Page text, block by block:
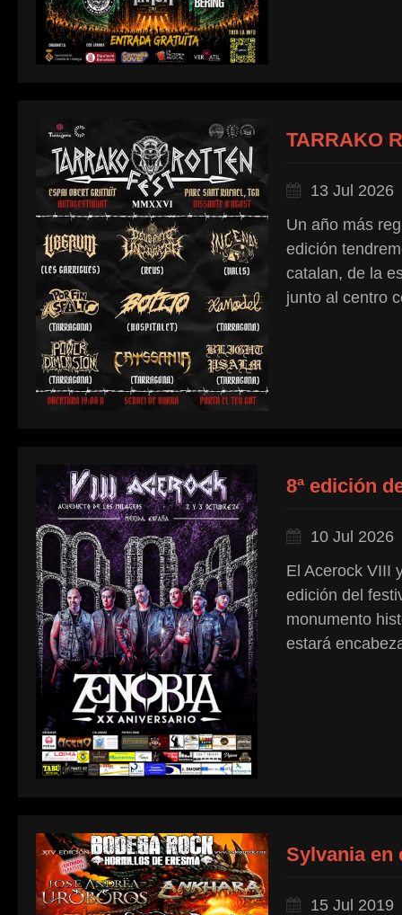
TARRAKO
13 Jul 2026
Un año más
edición
catalan, de la
junto al centro
8ª edición
10 Jul 2026
El Acerock VIII
edición del
monumento
estará
Sylvania en
15 Jul 2019